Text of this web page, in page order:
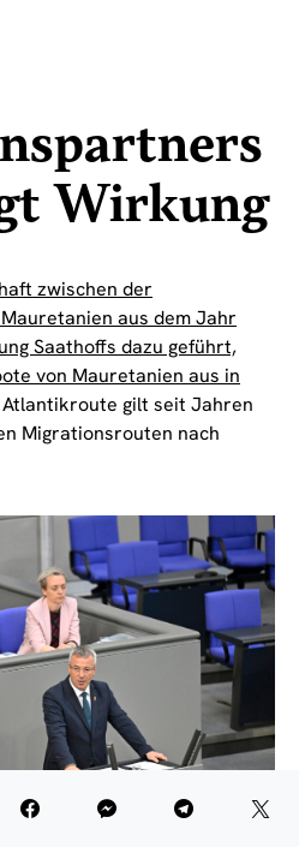
Wirkung
zwischen der
aus dem Jahr
Saathoffs dazu geführt,
von Mauretanien aus in
Atlantikroute gilt seit Jahren
Migrationsrouten nach